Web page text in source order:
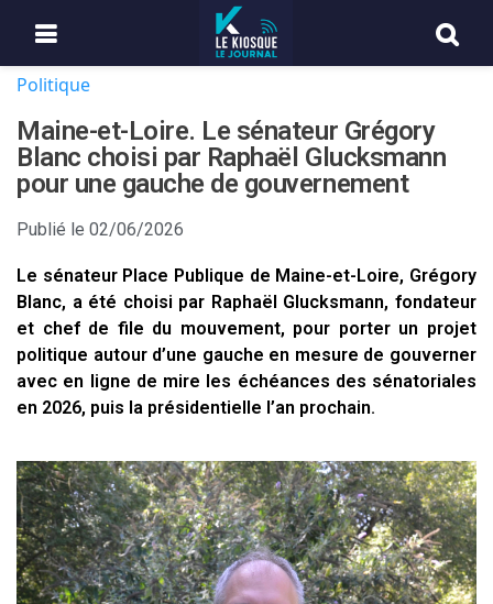
Politique
Maine-et-Loire. Le sénateur Grégory
Blanc choisi par Raphaël Glucksmann
pour une gauche de gouvernement
Publié le 02/06/2026
Le sénateur Place Publique de Maine-et-Loire, Grégory
Blanc, a été choisi par Raphaël Glucksmann, fondateur
et chef de file du mouvement, pour porter un projet
politique autour d’une gauche en mesure de gouverner
avec en ligne de mire les échéances des sénatoriales
en 2026, puis la présidentielle l’an prochain.